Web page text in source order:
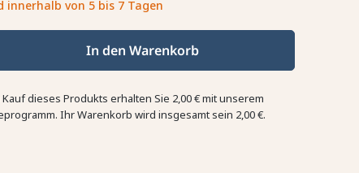
innerhalb von 5 bis 7 Tagen
In den Warenkorb
Kauf dieses Produkts erhalten Sie 2,00 €mit unserem
Ihr Warenkorb wird insgesamt sein 2,00 €.